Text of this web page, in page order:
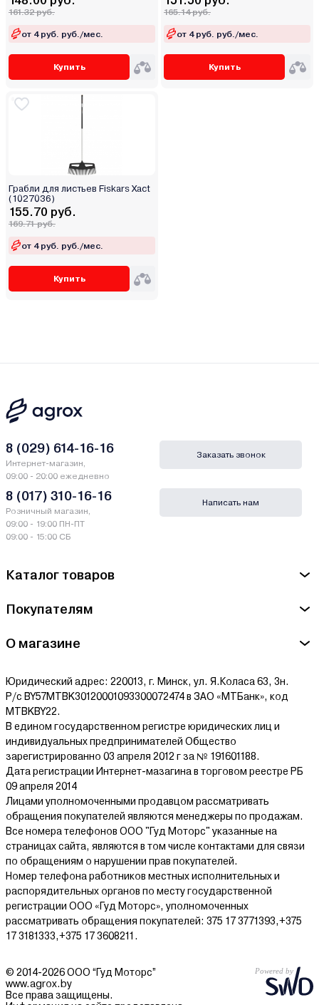
161.32 руб.
от 4 руб. руб./мес.
Купить
165.14 руб.
от 4 руб. руб./мес.
Купить
Грабли для листьев Fiskars Xact
(1027036)
155.70 руб.
169.71 руб.
от 4 руб. руб./мес.
Купить
Каталог товаров
Покупателям
О магазине
Юридический адрес: 220013, г. Минск, ул. Я.Коласа 63, 3н.
Р/с BY57MTBK30120001093300072474 в ЗАО «МТБанк», код
MTBKBY22.
В едином государственном регистре юридических лиц и
индивидуальных предпринимателей Общество
зарегистрированно 03 апреля 2012 г за № 191601188.
Дата регистрации Интернет-мазагина в торговом реестре РБ
09 апреля 2014
Лицами уполномоченными продавцом рассматривать
обращения покупателей являются менеджеры по продажам.
Все номера телефонов ООО "Гуд Моторс" указанные на
страницах сайта, являются в том числе контактами для связи
по обращениям о нарушении прав покупателей.
Номер телефона работников местных исполнительных и
распорядительных органов по месту государственной
регистрации ООО «Гуд Моторс», уполномоченных
рассматривать обращения покупателей: 375 17 3771393,+375
17 3181333,+375 17 3608211.
8 (029) 614-16-16
Интернет-магазин,
09:00 - 20:00 ежедневно
8 (017) 310-16-16
Розничный магазин,
09:00 - 19:00 ПН-ПТ
09:00 - 15:00 СБ
Заказать звонок
Написать нам
© 2014-2026 ООО “Гуд Моторс”
www.agrox.by
Все права защищены.